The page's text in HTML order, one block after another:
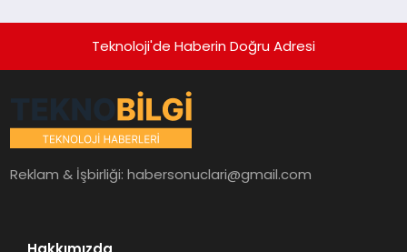
Teknoloji'de Haberin Doğru Adresi
Reklam & İşbirliği:habersonuclari@gmail.com